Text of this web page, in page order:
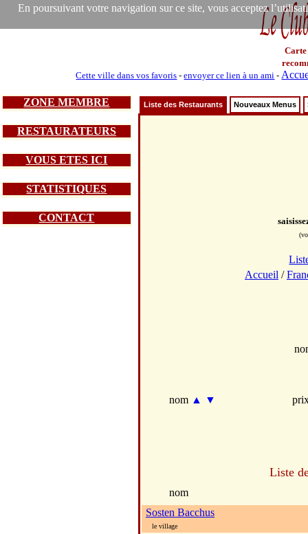
En poursuivant votre navigation sur ce site, vous acceptez
Carte
Cette ville dans vos favoris -envoyer ce lien à un ami -
ZONE MEMBRE
RESTAURATEURS
VOUS ETES ICI
STATISTIQUES
CONTACT
Liste des Restaurants Nouveaux Menus
Accueil /
nom ▲ ▼
Liste
nom
Sosten Bacchus
le village